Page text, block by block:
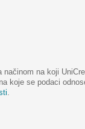
načinom na koji
koje se podaci
.